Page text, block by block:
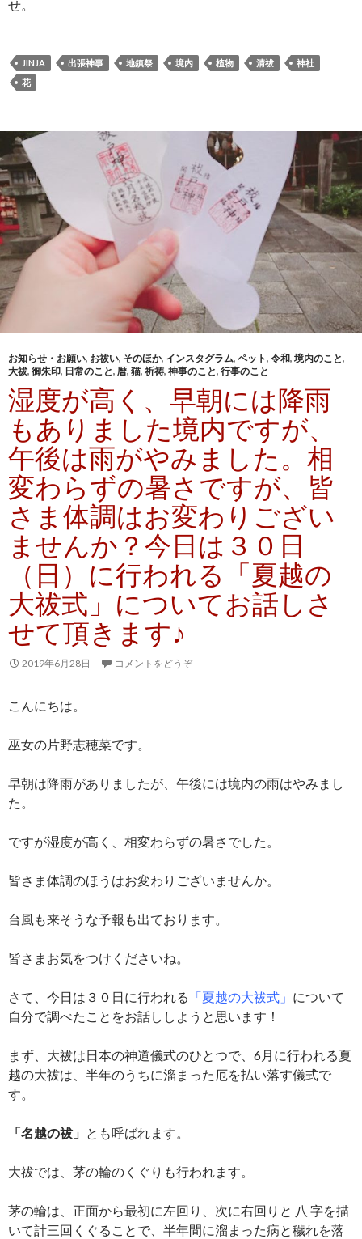
せ。
JINJA 出張神事 地鎮祭 境内 植物 清祓
神社
花
お知らせ・お願い, お祓い, そのほか, インスタグラム, ペット, 令和, 境内のこと,
大祓, 御朱印, 日常のこと, 暦, 猫, 祈祷, 神事のこと, 行事のこと
湿度が高く、早朝には降雨
もありました境内ですが、
午後は雨がやみました。相
変わらずの暑さですが、皆
さま体調はお変わりござい
ませんか？今日は３０日
（日）に行われる「夏越の
大祓式」についてお話しさ
せて頂きます♪
2019年6月28日 コメントをどうぞ
こんにちは。
巫女の片野志穂菜です。
早朝は降雨がありましたが、午後には境内の雨はやみまし
た。
ですが湿度が高く、相変わらずの暑さでした。
皆さま体調のほうはお変わりございませんか。
台風も来そうな予報も出ております。
皆さまお気をつけくださいね。
さて、今日は３０日に行われる 「夏越の大祓式」 について
自分で調べたことをお話ししようと思います！
まず、大祓は日本の神道儀式のひとつで、6月に行われる夏
越の大祓は、半年のうちに溜まった厄を払い落す儀式で
す。
「名越の祓」 とも呼ばれます。
大祓では、茅の輪のくぐりも行われます。
茅の輪は、正面から最初に左回り、次に右回りと 八 字を描
いて計三回くぐることで、半年間に溜まった病と穢れを落